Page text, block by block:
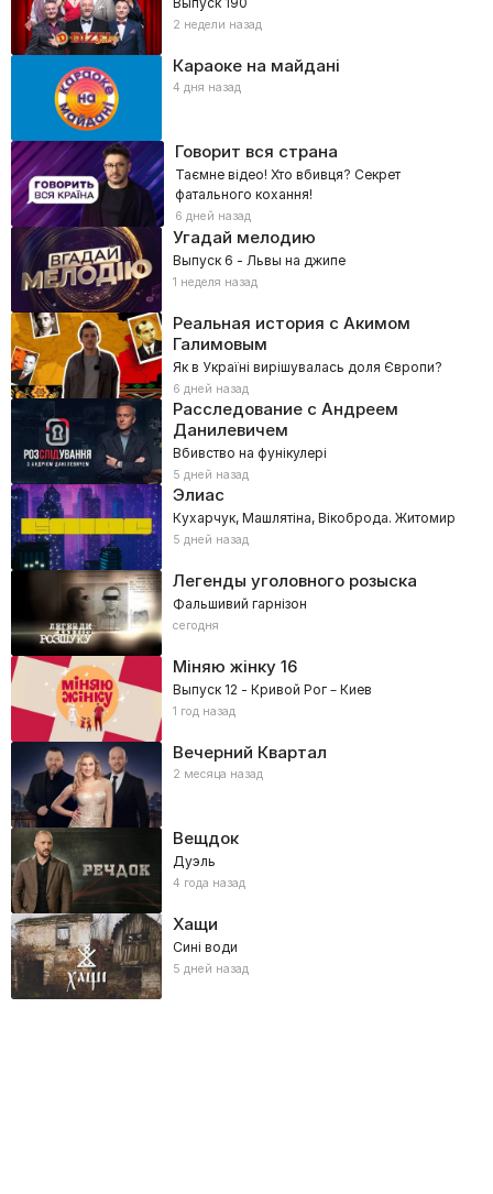
2 недели назад
Караоке на майдані
4 дня назад
Говорит вся страна
Таємне відео! Хто вбивця? Секрет
фатального кохання!
6 дней назад
Угадай мелодию
Выпуск 6 - Львы на джипе
1 неделя назад
Реальная история с Акимом
Галимовым
Як в Україні вирішувалась доля Європи?
6 дней назад
Расследование с Андреем
Данилевичем
Вбивство на фунікулері
5 дней назад
Элиас
Кухарчук, Машлятіна, Вікоброда. Житомир
5 дней назад
Легенды уголовного розыска
Фальшивий гарнізон
сегодня
Міняю жінку16
Выпуск 12 - Кривой Рог – Киев
1 год назад
Вечерний Квартал
2 месяца назад
Вещдок
Дуэль
4 года назад
Хащи
Сині води
5 дней назад